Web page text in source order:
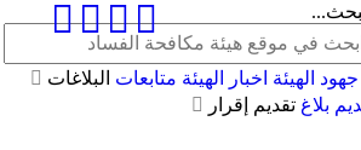
جهود الهيئة اخبار الهيئة متابعات البلاغات
بلاغ تقديم إقرار